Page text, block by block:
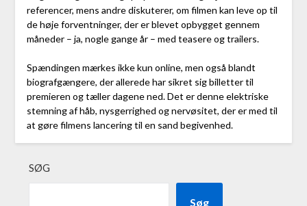
referencer, mens andre diskuterer, om filmen kan leve op til
de høje forventninger, der er blevet opbygget gennem
måneder – ja, nogle gange år – med teasere og trailers.
Spændingen mærkes ikke kun online, men også blandt
biografgængere, der allerede har sikret sig billetter til
premieren og tæller dagene ned. Det er denne elektriske
stemning af håb, nysgerrighed og nervøsitet, der er med til
at gøre filmens lancering til en sand begivenhed.
SØG
Søg